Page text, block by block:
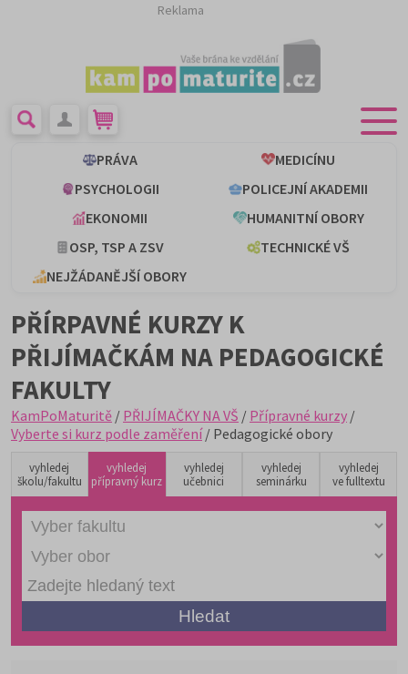
Reklama
PRÁVA
MEDICÍNU
PSYCHOLOGII
POLICEJNÍ AKADEMII
EKONOMII
HUMANITNÍ OBORY
OSP, TSP A ZSV
TECHNICKÉ VŠ
NEJŽÁDANĚJŠÍ OBORY
PŘÍRPAVNÉ KURZY K
PŘIJÍMAČKÁM NA PEDAGOGICKÉ
FAKULTY
KamPoMaturitě / PŘIJÍMAČKY NA VŠ / Přípravné kurzy /
Vyberte si kurz podle zaměření/ Pedagogické obory
vyhledej
školu/fakultu
vyhledej
přípravný kurz
vyhledej
učebnici
vyhledej
seminárku
vyhledej
ve fulltextu